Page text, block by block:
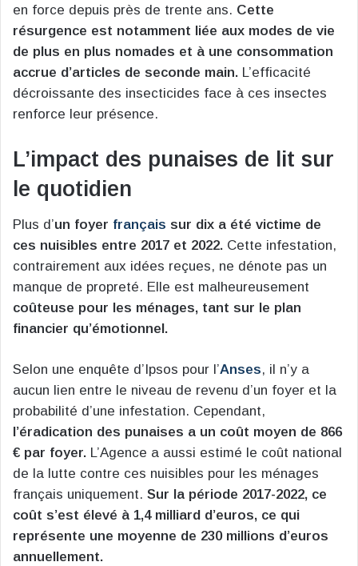
en force depuis près de trente ans. Cette
résurgence est notamment liée aux modes de vie
de plus en plus nomades et à une consommation
accrue d’articles de seconde main. L’efficacité
décroissante des insecticides face à ces insectes
renforce leur présence.
L’impact des punaises de lit sur
le quotidien
Plus d’un foyer français sur dix a été victime de
ces nuisibles entre 2017 et 2022. Cette infestation,
contrairement aux idées reçues, ne dénote pas un
manque de propreté. Elle est malheureusement
coûteuse pour les ménages, tant sur le plan
financier qu’émotionnel.
Selon une enquête d’Ipsos pour l’Anses, il n’y a
aucun lien entre le niveau de revenu d’un foyer et la
probabilité d’une infestation. Cependant,
l’éradication des punaises a un coût moyen de 866
€ par foyer. L’Agence a aussi estimé le coût national
de la lutte contre ces nuisibles pour les ménages
français uniquement. Sur la période 2017-2022, ce
coût s’est élevé à 1,4 milliard d’euros, ce qui
représente une moyenne de 230 millions d’euros
annuellement.